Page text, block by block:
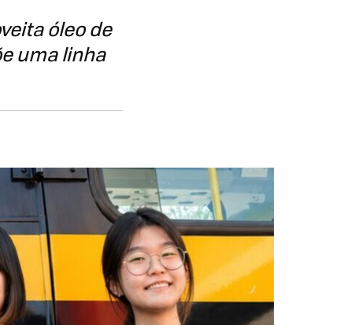
óleo de
uma linha